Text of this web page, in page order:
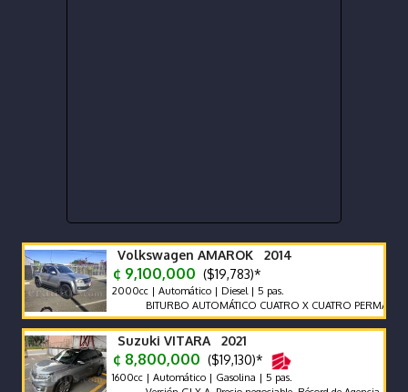
Volkswagen AMAROK 2014
¢ 9,100,000 ($19,783)*
2000cc | Automático | Diesel | 5 pas.
BITURBO AUTOMÁTICO CUATRO X CUATRO PERMANENTE
Suzuki VITARA 2021
¢ 8,800,000 ($19,130)*
1600cc | Automático | Gasolina | 5 pas.